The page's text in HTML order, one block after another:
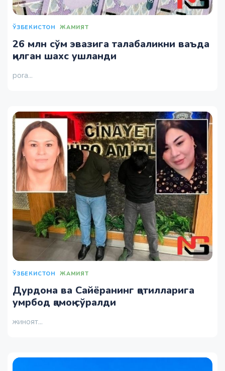
ЎЗБЕКИСТОН ЖАМИЯТ
26 млн сўм эвазига талабаликни ваъда
қилган шахс ушланди
pora...
ЎЗБЕКИСТОН ЖАМИЯТ
Дурдона ва Сайёранинг қотилларига
умрбод қамоқ сўралди
жиноят...